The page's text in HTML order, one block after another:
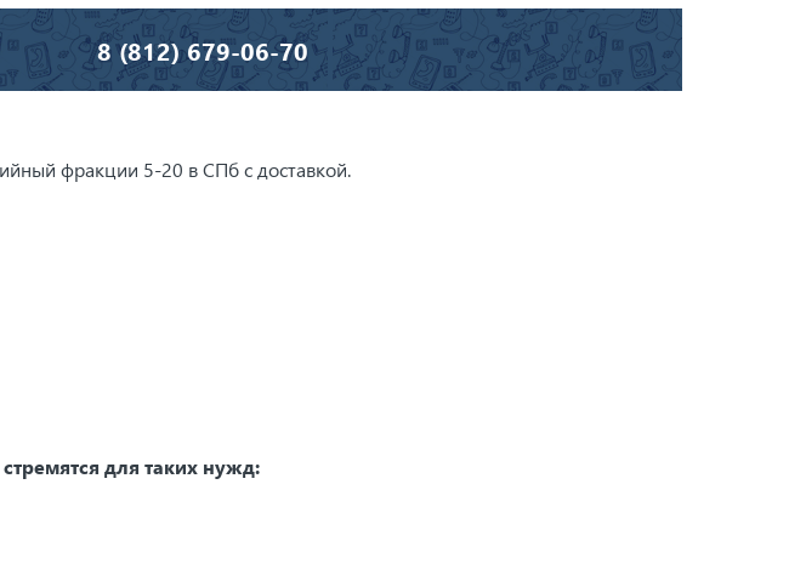
8 (812) 679-06-70
фракции 5-20 в СПб с доставкой.
для таких нужд: